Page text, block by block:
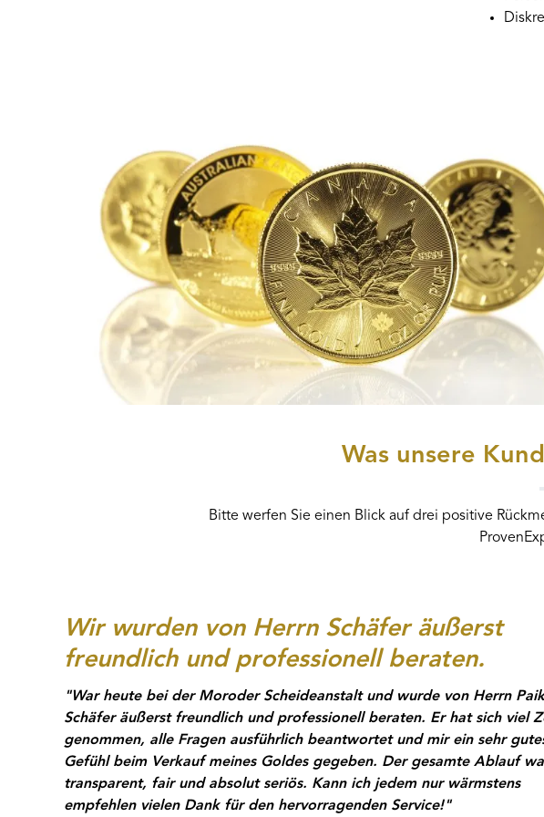
Was unsere
Bitte werfen Sie einen Blick auf drei positive
Wir wurden von Herrn Schäfer äußerst
freundlich und professionell beraten.
"War heute bei der Moroder Scheideanstalt und wurde von Herrn Paik
Schäfer äußerst freundlich und professionell beraten. Er hat sich viel
genommen, alle Fragen ausführlich beantwortet und mir ein sehr
Gefühl beim Verkauf meines Goldes gegeben. Der gesamte Ablauf
transparent, fair und absolut seriös. Kann ich jedem nur wärmstens
empfehlen vielen Dank für den hervorragenden Service!"